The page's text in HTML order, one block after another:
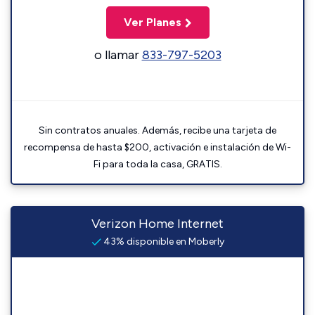
Ver Planes
o llamar833-797-5203
Sin contratos anuales. Además, recibe una tarjeta de
recompensa de hasta $200, activación e instalación de Wi-
Fi para toda la casa, GRATIS.
Verizon Home Internet
43% disponible en Moberly